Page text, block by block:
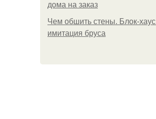
дома на заказ
Чем обшить стены. Блок-
имитация бруса